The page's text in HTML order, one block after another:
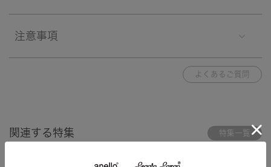
注意事項
よくあるご質問
関連する特集 特集一覧